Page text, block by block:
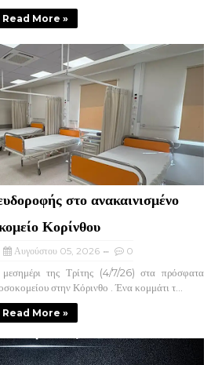
Read More »
στο ανακαινισμένο
Κορίνθου
Αυγούστου 05, 2026 0
της Τρίτης (4/7/26) στα πρόσφατα
στην Κόρινθο . Ένα κομμάτι τ...
Read More »